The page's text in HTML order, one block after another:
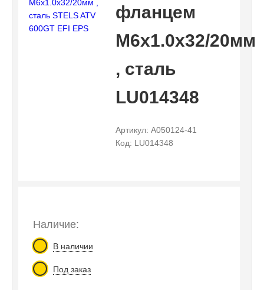
фланцем
M6х1.0х32/20мм
, сталь
LU014348
Артикул: A050124-41
Код: LU014348
Наличие:
В наличии
Под заказ